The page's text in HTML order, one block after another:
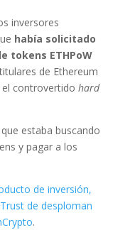
inversores
había solicitado
tokens ETHPoW
de Ethereum
el controvertido hard
estaba buscando
y pagar a los
de inversión,
de desploman
.